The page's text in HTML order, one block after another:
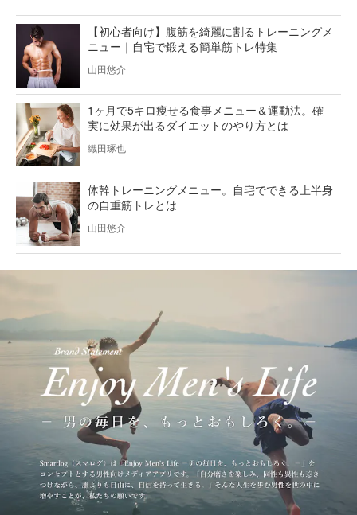
【初心者向け】腹筋を綺麗に割るトレーニングメ
ニュー｜自宅で鍛える簡単筋トレ特集
山田悠介
1ヶ月で5キロ痩せる食事メニュー＆運動法。確
実に効果が出るダイエットのやり方とは
織田琢也
体幹トレーニングメニュー。自宅でできる上半身
の自重筋トレとは
山田悠介